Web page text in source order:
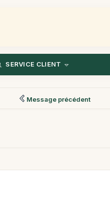
SERVICE CLIENT
Message précédent